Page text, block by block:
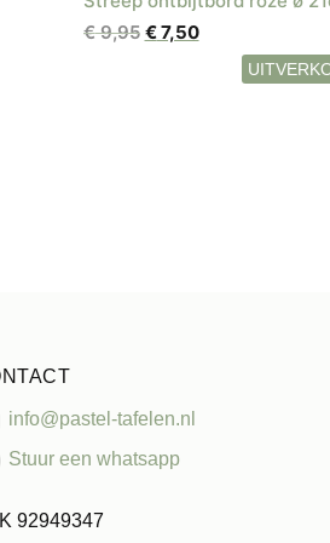
€9,95 Oorspronkelijke
€7,50Huidige
Stuur een whatsapp
info@pastel-tafelen.nl
92949347